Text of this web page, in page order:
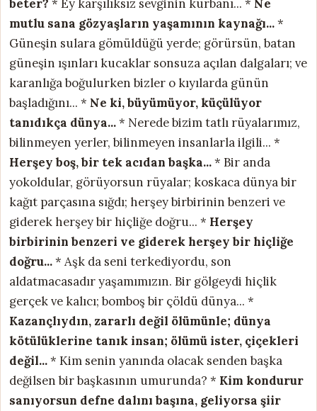
beter? * Ey karşılıksız sevginin kurbanı... * Ne
mutlu sana gözyaşların yaşamının kaynağı...*
Güneşin sulara gömüldüğü yerde; görürsün, batan
güneşin ışınları kucaklar sonsuza açılan dalgaları; ve
karanlığa boğulurken bizler o kıyılarda günün
başladığını... * Ne ki, büyümüyor, küçülüyor
tanıdıkça dünya...* Nerede bizim tatlı rüyalarımız,
bilinmeyen yerler, bilinmeyen insanlarla ilgili... *
Herşey boş, bir tek acıdan başka...* Bir anda
yokoldular, görüyorsun rüyalar; koskaca dünya bir
kağıt parçasına sığdı; herşey birbirinin benzeri ve
giderek herşey bir hiçliğe doğru... * Herşey
birbirinin benzeri ve giderek herşey bir hiçliğe
doğru...* Aşk da seni terkediyordu, son
aldatmacasadır yaşamımızın. Bir gölgeydi hiçlik
gerçek ve kalıcı; bomboş bir çöldü dünya... *
Kazançlıydın, zararlı değil ölümünle; dünya
kötülüklerine tanık insan; ölümü ister, çiçekleri
değil...* Kim senin yanında olacak senden başka
değilsen bir başkasının umurunda? * Kim kondurur
sanıyorsun defne dalını başına, geliyorsa şiir